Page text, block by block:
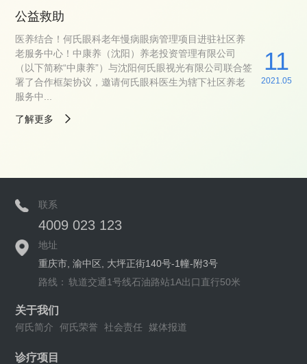
公益救助
医养结合！何氏眼科老年慢病眼病管理项目进驻社区养
老服务中心！中康养（沈阳）养老投资管理有限公司
（以下简称“中康养”）与沈阳何氏眼视光有限公司联合签
署了合作框架协议，邀请何氏眼科医生为辖下社区养老
服务中...
了解更多
11
2021.05
联系
4009 023 123
地址
重庆市, 渝中区, 大坪正街140号-1幢-附3号
路线： 轨道交通1号线石油路站1A出口直行50米
关于我们
何氏简介 何氏荣誉 社会责任 媒体报道
诊疗项目